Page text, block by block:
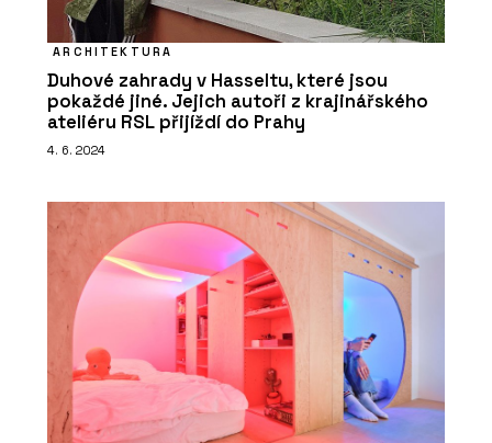
ARCHITEKTURA
Duhové zahrady v Hasseltu, které jsou
pokaždé jiné. Jejich autoři z krajinářského
ateliéru RSL přijíždí do Prahy
4. 6. 2024